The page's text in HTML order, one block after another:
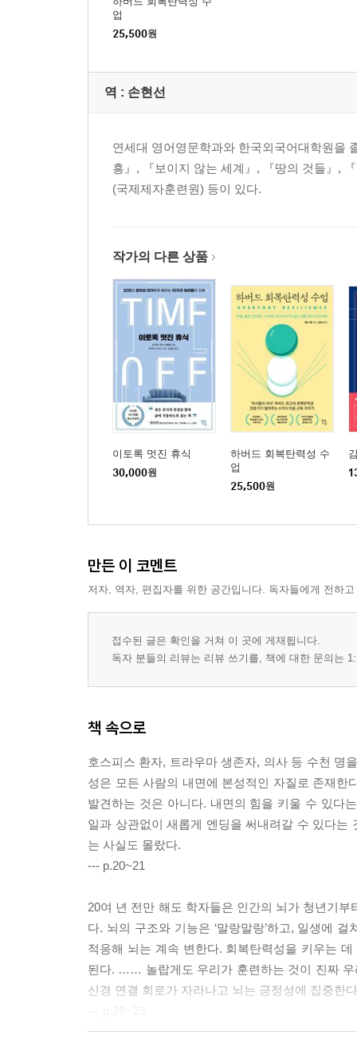
01 한 발 한 발 앞으로 나아가자
02 마라톤을 끝까지 완주하려면
도움이 될 만한 자료
업
25,500원
역 : 손현선
연세대 영어영문학과와 한국외국어대학원을
흥』, 『보이지 않는 세계』, 『땅의 것들』,
(국제제자훈련원) 등이 있다.
작가의 다른 상품
이토록 멋진 휴식
30,000원
하버드 회복탄력성 수
업
25,500원
만든 이 코멘트
저자, 역자, 편집자를 위한 공간입니다. 독자들에게 전하
접수된 글은 확인을 거쳐 이 곳에 게재됩니다.
독자 분들의 리뷰는 리뷰 쓰기를, 책에 대한 문의는
책 속으로
호스피스 환자, 트라우마 생존자, 의사 등 수천 명
성은 모든 사람의 내면에 본성적인 자질로 존재
발견하는 것은 아니다. 내면의 힘을 키울 수 있다
일과 상관없이 새롭게 엔딩을 써내려갈 수 있다
는 사실도 몰랐다.
--- p.20~21
20여 년 전만 해도 학자들은 인간의 뇌가 청년기
다. 뇌의 구조와 기능은 ‘말랑말랑’하고, 일생에
적응해 뇌는 계속 변한다. 회복탄력성을 키우는
된다. …… 놀랍게도 우리가 훈련하는 것이 진짜 우
신경 연결 회로가 자라나고 뇌는 긍정성에 집중한